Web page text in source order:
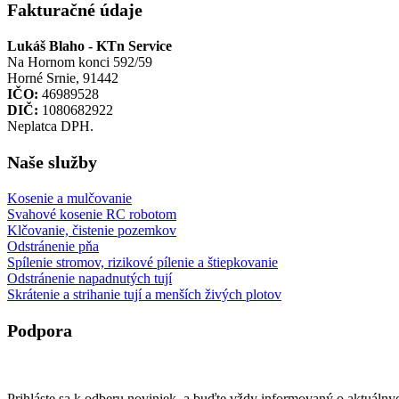
Fakturačné údaje
Lukáš Blaho - KTn Service
Na Hornom konci 592/59
Horné Srnie, 91442
IČO: 46989528
DIČ: 1080682922
Neplatca DPH.
Naše služby
Kosenie a mulčovanie
Svahové kosenie RC robotom
Klčovanie, čistenie pozemkov
Odstránenie pňa
Spílenie stromov, rizikové pílenie a štiepkovanie
Odstránenie napadnutých tují
Skrátenie a strihanie tují a menších živých plotov
Podpora